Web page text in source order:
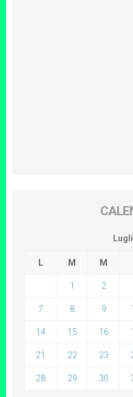
L M M
1 2
7 8 9
14 15 16
21 22 23
28 29 30